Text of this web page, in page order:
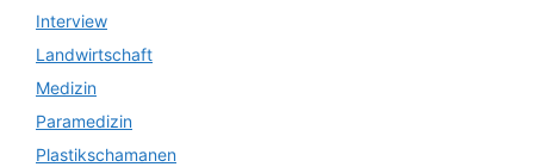
Interview
Landwirtschaft
Medizin
Paramedizin
Plastikschamanen